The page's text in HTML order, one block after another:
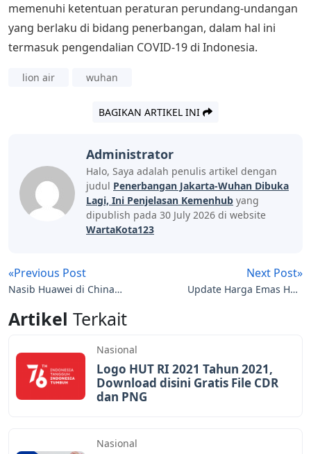
memenuhi ketentuan peraturan perundang-undangan
yang berlaku di bidang penerbangan, dalam hal ini
termasuk pengendalian COVID-19 di Indonesia.
lion air wuhan
BAGIKAN ARTIKEL INI
Administrator
Halo, Saya adalah penulis artikel dengan
judul Penerbangan Jakarta-Wuhan Dibuka
Lagi, Ini Penjelasan Kemenhub yang
dipublish pada 30 July 2026 di website
WartaKota123
«Previous Post
Nasib Huawei di China
Dipepet Xiaomi
Next Post»
Update Harga Emas Hari
Artikel Terkait
Nasional
Logo HUT RI 2021 Tahun 2021,
Download disini Gratis File CDR
dan PNG
Nasional